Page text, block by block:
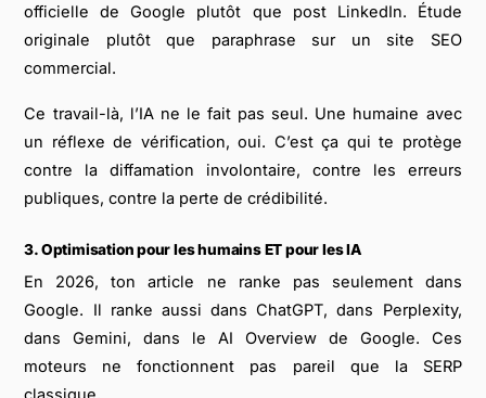
officielle de Google plutôt que post LinkedIn. Étude
originale plutôt que paraphrase sur un site SEO
commercial.
Ce travail-là, l’IA ne le fait pas seul. Une humaine avec
un réflexe de vérification, oui. C’est ça qui te protège
contre la diffamation involontaire, contre les erreurs
publiques, contre la perte de crédibilité.
3. Optimisation pour les humains ET pour les IA
En 2026, ton article ne ranke pas seulement dans
Google. Il ranke aussi dans ChatGPT, dans Perplexity,
dans Gemini, dans le AI Overview de Google. Ces
moteurs ne fonctionnent pas pareil que la SERP